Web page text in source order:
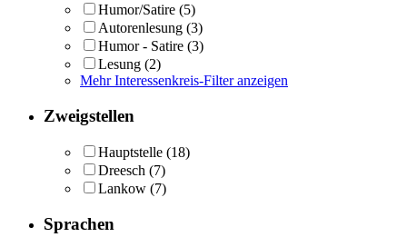
Humor/Satire (5)
Autorenlesung (3)
Humor - Satire (3)
Lesung (2)
Mehr Interessenkreis-Filter anzeigen
Zweigstellen
Hauptstelle (18)
Dreesch (7)
Lankow (7)
Sprachen